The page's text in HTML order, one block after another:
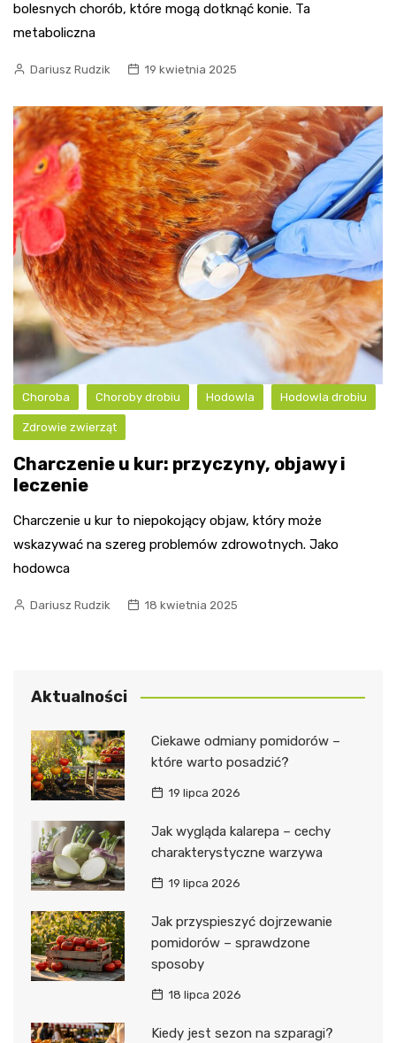
bolesnych chorób, które mogą dotknąć konie. Ta
metaboliczna
Dariusz Rudzik 19 kwietnia 2025
Choroba Choroby drobiu Hodowla Hodowla drobiu
Zdrowie zwierząt
Charczenie u kur: przyczyny, objawy i
leczenie
Charczenie u kur to niepokojący objaw, który może
wskazywać na szereg problemów zdrowotnych. Jako
hodowca
Dariusz Rudzik 18 kwietnia 2025
Aktualności
Ciekawe odmiany pomidorów –
które warto posadzić?
19 lipca 2026
Jak wygląda kalarepa – cechy
charakterystyczne warzywa
19 lipca 2026
Jak przyspieszyć dojrzewanie
pomidorów – sprawdzone
sposoby
18 lipca 2026
Kiedy jest sezon na szparagi?